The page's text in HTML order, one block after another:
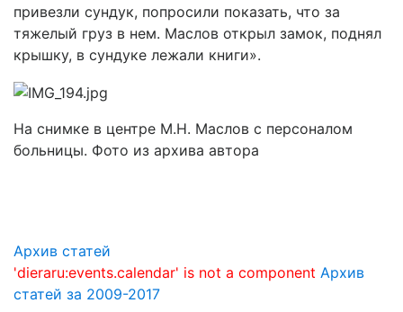
привезли сундук, попросили показать, что за
тяжелый груз в нем. Маслов открыл замок, поднял
крышку, в сундуке лежали книги».
На снимке в центре М.Н. Маслов с персоналом
больницы. Фото из архива автора
Архив статей
'dieraru:events.calendar' is not a component Архив
статей за 2009-2017